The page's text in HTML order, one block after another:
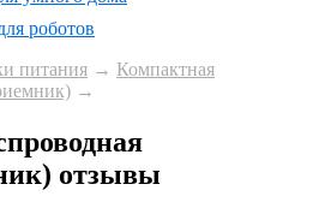
роботов
питания → Компактная
→
отзывы